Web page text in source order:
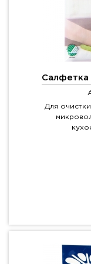
Салфетка
Для